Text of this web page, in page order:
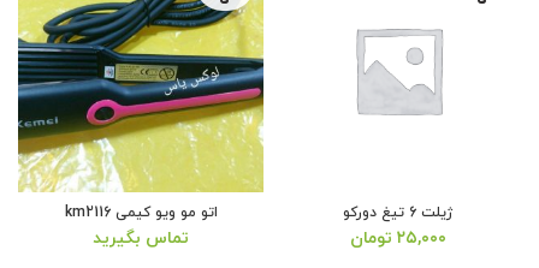
ژیلت 6 تیغ دورکو
۲۵,۰۰۰ تومان
اتو مو ویو کیمی km2116
تماس بگیرید